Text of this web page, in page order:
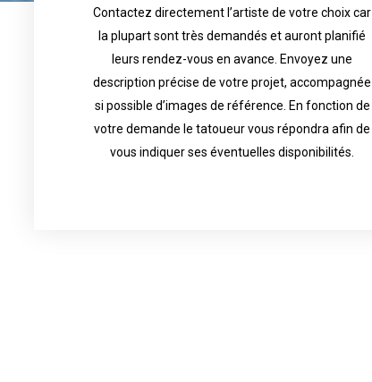
Contactez directement l’artiste de votre choix car
la plupart sont très demandés et auront planifié
leurs rendez-vous en avance. Envoyez une
description précise de votre projet, accompagnée
si possible d’images de référence. En fonction de
votre demande le tatoueur vous répondra afin de
vous indiquer ses éventuelles disponibilités.
Contact directly the artist of your choice because
most are in great demand and will have planned
their appointments in advance. Send an accurate
description of your project, if possible attached
with reference images. Depending your request,
the tattoo artist will answer to tell you his
availability.